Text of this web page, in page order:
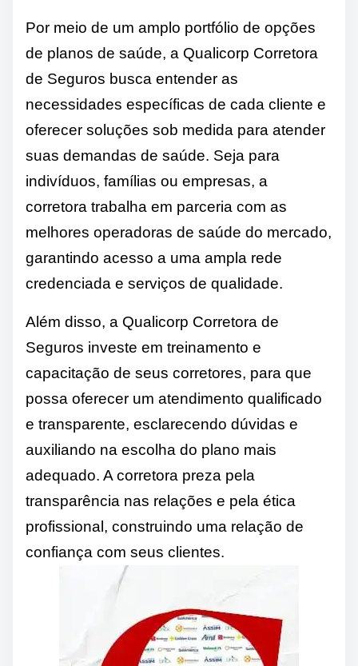
Por meio de um amplo portfólio de opções
de planos de saúde, a Qualicorp Corretora
de Seguros busca entender as
necessidades específicas de cada cliente e
oferecer soluções sob medida para atender
suas demandas de saúde. Seja para
indivíduos, famílias ou empresas, a
corretora trabalha em parceria com as
melhores operadoras de saúde do mercado,
garantindo acesso a uma ampla rede
credenciada e serviços de qualidade.
Além disso, a Qualicorp Corretora de
Seguros investe em treinamento e
capacitação de seus corretores, para que
possa oferecer um atendimento qualificado
e transparente, esclarecendo dúvidas e
auxiliando na escolha do plano mais
adequado. A corretora preza pela
transparência nas relações e pela ética
profissional, construindo uma relação de
confiança com seus clientes.